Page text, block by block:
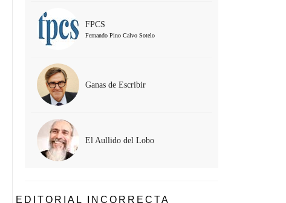
FPCS
Fernando Pino Calvo Sotelo
Ganas de Escribir
El Aullido del Lobo
EDITORIAL INCORRECTA